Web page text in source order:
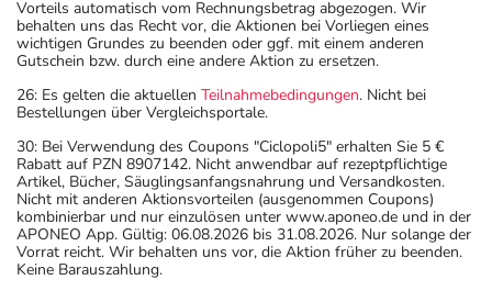
Vorteils automatisch vom Rechnungsbetrag abgezogen. Wir
behalten uns das Recht vor, die Aktionen bei Vorliegen eines
wichtigen Grundes zu beenden oder ggf. mit einem anderen
Gutschein bzw. durch eine andere Aktion zu ersetzen.
26: Es gelten die aktuellen Teilnahmebedingungen. Nicht bei
Bestellungen über Vergleichsportale.
30: Bei Verwendung des Coupons "Ciclopoli5" erhalten Sie 5 €
Rabatt auf PZN 8907142. Nicht anwendbar auf rezeptpflichtige
Artikel, Bücher, Säuglingsanfangsnahrung und Versandkosten.
Nicht mit anderen Aktionsvorteilen (ausgenommen Coupons)
kombinierbar und nur einzulösen unter www.aponeo.de und in der
APONEO App. Gültig: 06.08.2026 bis 31.08.2026. Nur solange der
Vorrat reicht. Wir behalten uns vor, die Aktion früher zu beenden.
Keine Barauszahlung.